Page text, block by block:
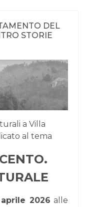
DEL
STORIE
a Villa
al tema
2026 alle